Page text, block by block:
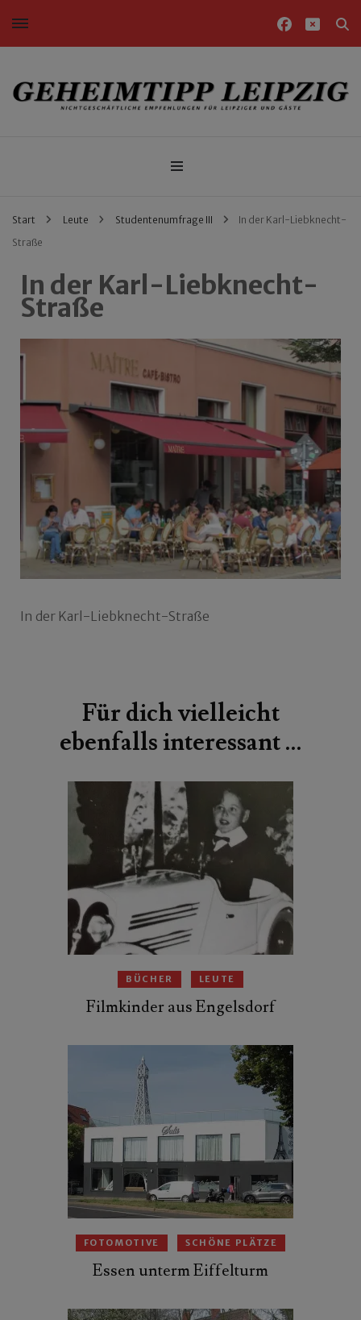
Nichtgeschäftliche Empfehlungen für Leipziger und Gäste
Start Leute Studentenumfrage III
In der Karl-Liebknecht-
Straße
In der Karl-Liebknecht-
Straße
In der Karl-Liebknecht-Straße
Für dich vielleicht
ebenfalls interessant …
BÜCHER LEUTE
Filmkinder aus Engelsdorf
FOTOMOTIVE SCHÖNE PLÄTZE
Essen unterm Eiffelturm